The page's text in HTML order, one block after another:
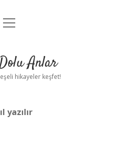
Uyarı
menüyü
Anlar
hikayeler keşfet!
yazılır